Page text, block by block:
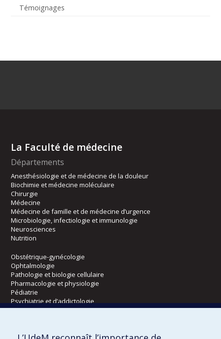
Témoignages
La Faculté de médecine
Départements
Anesthésiologie et de médecine de la douleur
Biochimie et médecine moléculaire
Chirurgie
Médecine
Médecine de famille et de médecine d’urgence
Microbiologie, infectiologie et immunologie
Neurosciences
Nutrition
Obstétrique-gynécologie
Ophtalmologie
Pathologie et biologie cellulaire
Pharmacologie et physiologie
Pédiatrie
Psychiatrie et d’addictologie
Radiologie, radio-oncologie et médecine nucléaire